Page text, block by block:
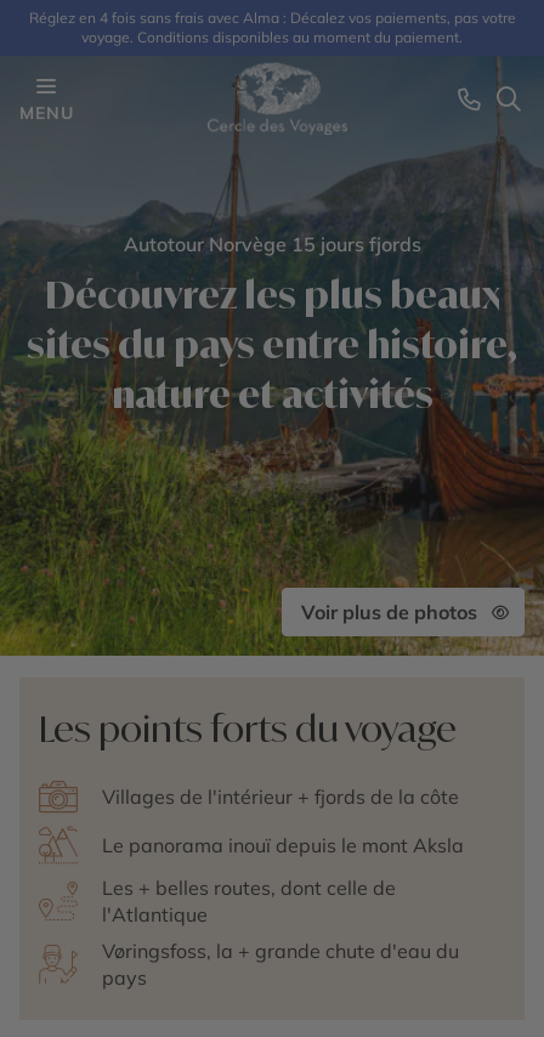
Réglez en 4 fois sans frais avec Alma : Décalez vos paiements, pas votre
voyage. Conditions disponibles au moment du paiement.
MENU
Autotour Norvège 15 jours fjords
Découvrez les plus beaux
sites du pays entre histoire,
nature et activités
Voir plus de photos
Les points forts du voyage
Villages de l'intérieur + fjords de la côte
Le panorama inouï depuis le mont Aksla
Les + belles routes, dont celle de
l'Atlantique
Vøringsfoss, la + grande chute d'eau du
pays